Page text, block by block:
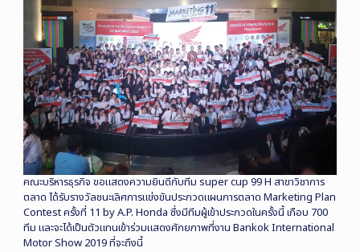
คณะบริหารธุรกิจ ขอแสดงความยินดีกับทีม super cup 99 H สาขาวิชาการ
ตลาด ได้รับรางวัลชนะเลิศการแข่งขันประกวดแผนการตลาด Marketing Plan
Contest ครั้งที่ 11 by A.P. Honda ซึ่งมีทีมผู้เข้าประกวดในครั้งนี้ เกือบ 700
ทีม และจะได้เป็นตัวแทนเข้าร่วมแสดงศักยภาพที่งาน Bankok International
Motor Show 2019 ที่จะถึงนี้